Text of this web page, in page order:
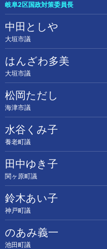
岐阜2区国政対策委員長
中田としや
大垣市議
はんざわ多美
大垣市議
松岡ただし
海津市議
水谷くみ子
養老町議
田中ゆき子
関ヶ原町議
鈴木あい子
神戸町議
のあみ義一
池田町議